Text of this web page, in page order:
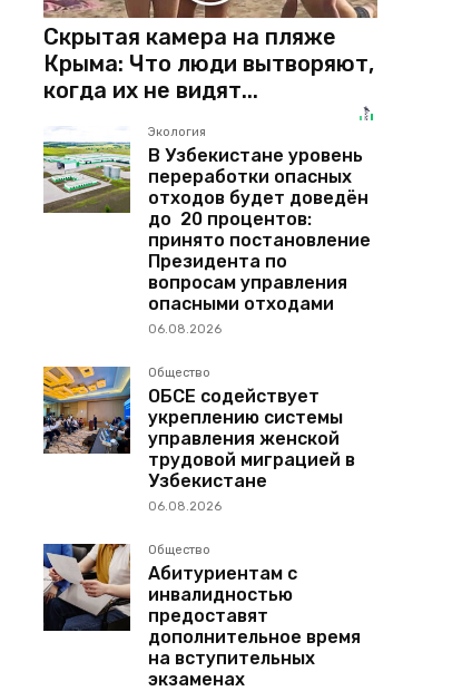
Скрытая камера на пляже
Крыма: Что люди вытворяют,
когда их не видят...
Экология
В Узбекистане уровень
переработки опасных
отходов будет доведён
до 20 процентов:
принято постановление
Президента по
вопросам управления
опасными отходами
06.08.2026
Общество
ОБСЕ содействует
укреплению системы
управления женской
трудовой миграцией в
Узбекистане
06.08.2026
Общество
Абитуриентам с
инвалидностью
предоставят
дополнительное время
на вступительных
экзаменах